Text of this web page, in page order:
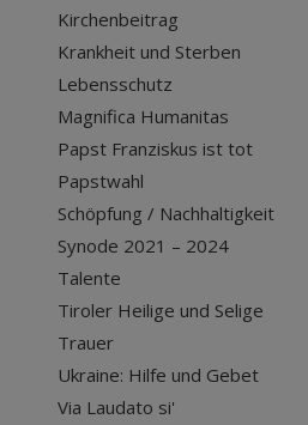
Kirchenbeitrag
Krankheit und Sterben
Lebensschutz
Magnifica Humanitas
Papst Franziskus ist tot
Papstwahl
Schöpfung / Nachhaltigkeit
Synode 2021 – 2024
Talente
Tiroler Heilige und Selige
Trauer
Ukraine: Hilfe und Gebet
Via Laudato si'